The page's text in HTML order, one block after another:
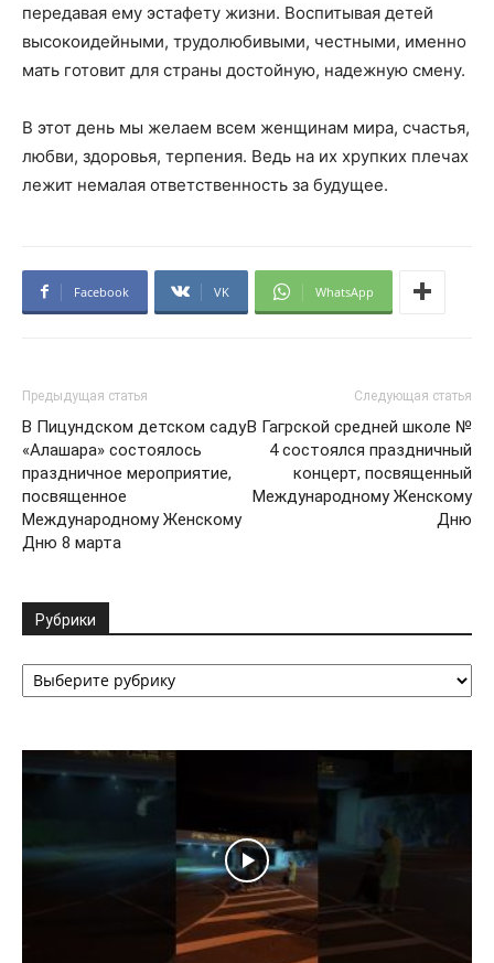
передавая ему эстафету жизни. Воспитывая детей
высокоидейными, трудолюбивыми, честными, именно
мать готовит для страны достойную, надежную смену.
В этот день мы желаем всем женщинам мира, счастья,
любви, здоровья, терпения. Ведь на их хрупких плечах
лежит немалая ответственность за будущее.
Facebook VK WhatsApp
Предыдущая статья
В Пицундском детском саду
«Алашара» состоялось
праздничное мероприятие,
посвященное
Международному Женскому
Дню 8 марта
Следующая статья
В Гагрской средней школе №
4 состоялся праздничный
концерт, посвященный
Международному Женскому
Дню
Рубрики
Рубрики